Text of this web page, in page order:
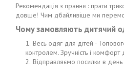
Рекомендація з прання : прати
довше! Чим дбайливіше ми перемо
Чому замовляють дитячий
Весь одяг для дітей -
контролем. Зручність і
Відправляємо посилки в